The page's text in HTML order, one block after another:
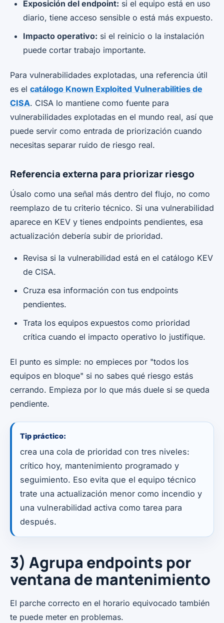
Exposición del endpoint: si el equipo está en uso
diario, tiene acceso sensible o está más expuesto.
Impacto operativo: si el reinicio o la instalación
puede cortar trabajo importante.
Para vulnerabilidades explotadas, una referencia útil
es el catálogo Known Exploited Vulnerabilities de
CISA. CISA lo mantiene como fuente para
vulnerabilidades explotadas en el mundo real, así que
puede servir como entrada de priorización cuando
necesitas separar ruido de riesgo real.
Referencia externa para priorizar riesgo
Úsalo como una señal más dentro del flujo, no como
reemplazo de tu criterio técnico. Si una vulnerabilidad
aparece en KEV y tienes endpoints pendientes, esa
actualización debería subir de prioridad.
Revisa si la vulnerabilidad está en el catálogo KEV
de CISA.
Cruza esa información con tus endpoints
pendientes.
Trata los equipos expuestos como prioridad
crítica cuando el impacto operativo lo justifique.
El punto es simple: no empieces por "todos los
equipos en bloque" si no sabes qué riesgo estás
cerrando. Empieza por lo que más duele si se queda
pendiente.
Tip práctico:
crea una cola de prioridad con tres niveles:
crítico hoy, mantenimiento programado y
seguimiento. Eso evita que el equipo técnico
trate una actualización menor como incendio y
una vulnerabilidad activa como tarea para
después.
3) Agrupa endpoints por
ventana de mantenimiento
El parche correcto en el horario equivocado también
te puede meter en problemas.